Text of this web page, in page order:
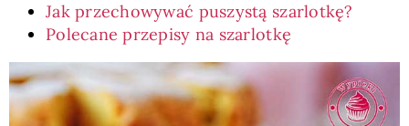
Jak przechowywać puszystą szarlotkę?
Polecane przepisy na szarlotkę